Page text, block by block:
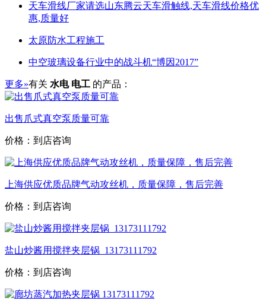
天车滑线厂家请选山东腾云天车滑触线,天车滑线价格优
惠,质量好
太原防水工程施工
中空玻璃设备行业中的战斗机“博因2017”
更多»有关 水电 电工 的产品：
出售爪式真空泵质量可靠
价格：到店咨询
上海供应优质品牌气动攻丝机，质量保障，售后完善
价格：到店咨询
盐山炒酱用搅拌夹层锅_13173111792
价格：到店咨询